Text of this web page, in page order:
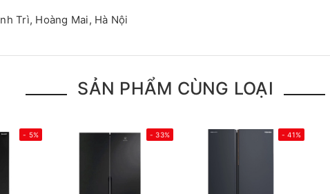
Trì, Hoàng Mai, Hà Nội
SẢN PHẨM CÙNG LOẠI
- 5% - 33% - 41%